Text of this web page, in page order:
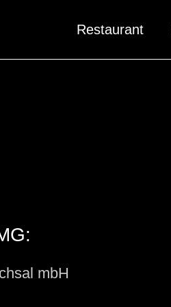
Restaurant
mbH